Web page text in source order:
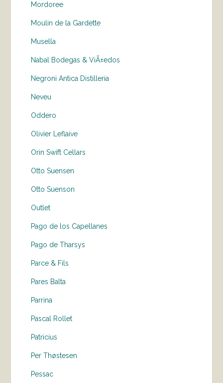
Mordoree
Moulin de la Gardette
Musella
Nabal Bodegas & ViÃ±edos
Negroni Antica Distilleria
Neveu
Oddero
Olivier Leflaive
Orin Swift Cellars
Otto Suensen
Otto Suenson
Outlet
Pago de los Capellanes
Pago de Tharsys
Parce & Fils
Pares Balta
Parrina
Pascal Rollet
Patricius
Per Thøstesen
Pessac